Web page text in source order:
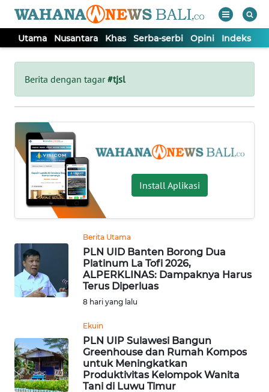
Utama Nusantara Khas Serba-serbi Opini Indeks
Berita dengan tagar#tjsl
Install Aplikasi
Berita Utama
PLN UID Banten Borong Dua
Platinum La Tofi 2026,
ALPERKLINAS: Dampaknya Harus
Terus Diperluas
8 hari yang lalu
Ekuin
PLN UIP Sulawesi Bangun
Greenhouse dan Rumah Kompos
untuk Meningkatkan
Produktivitas Kelompok Wanita
Tani di Luwu Timur
Tutup
UTAMA
NUSANTARA
KHAS
SERBA-
SERBI
OPINI
Informasi
KONTAK
KAMI